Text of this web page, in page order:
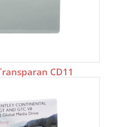
CD11